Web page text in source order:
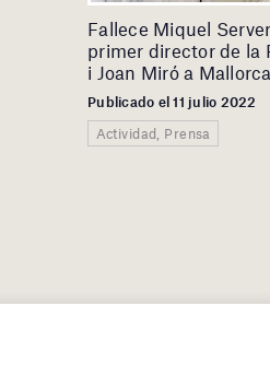
Fallece Miquel
primer director de la
i Joan Miró a Mallorca
Publicado el 11 julio 2022
Actividad, Prensa